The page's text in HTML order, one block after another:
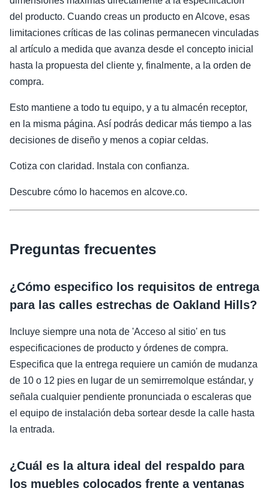
del producto. Cuando creas un producto en Alcove, esas
limitaciones críticas de las colinas permanecen vinculadas
al artículo a medida que avanza desde el concepto inicial
hasta la propuesta del cliente y, finalmente, a la orden de
compra.
Esto mantiene a todo tu equipo, y a tu almacén receptor,
en la misma página. Así podrás dedicar más tiempo a las
decisiones de diseño y menos a copiar celdas.
Cotiza con claridad. Instala con confianza.
Descubre cómo lo hacemos en alcove.co.
Preguntas frecuentes
¿Cómo especifico los requisitos de entrega
para las calles estrechas de Oakland Hills?
Incluye siempre una nota de 'Acceso al sitio' en tus
especificaciones de producto y órdenes de compra.
Especifica que la entrega requiere un camión de mudanza
de 10 o 12 pies en lugar de un semirremolque estándar, y
señala cualquier pendiente pronunciada o escaleras que
el equipo de instalación deba sortear desde la calle hasta
la entrada.
¿Cuál es la altura ideal del respaldo para
los muebles colocados frente a ventanas